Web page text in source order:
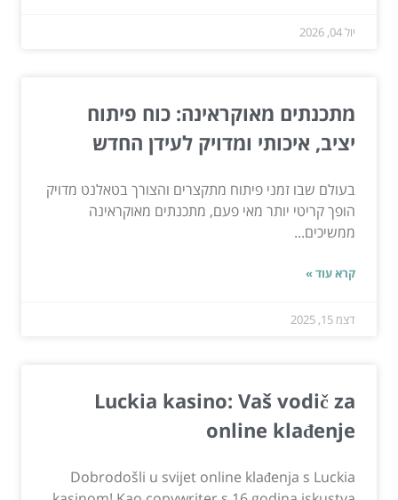
יול 04, 2026
מתכנתים מאוקראינה: כוח פיתוח
יציב, איכותי ומדויק לעידן החדש
בעולם שבו זמני פיתוח מתקצרים והצורך בטאלנט מדויק
הופך קריטי יותר מאי פעם, מתכנתים מאוקראינה
ממשיכים...
קרא עוד »
דצמ 15, 2025
Luckia kasino: Vaš vodič za
online klađenje
Dobrodošli u svijet online klađenja s Luckia